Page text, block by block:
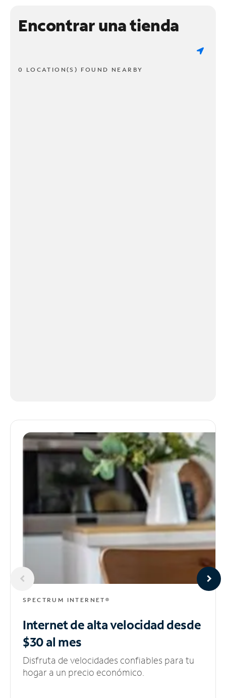
Encontrar una tienda
0 LOCATION(S) FOUND NEARBY
SPECTRUM INTERNET®
Internet de alta velocidaddesde
$30 al mes
Disfruta de velocidades confiables para tu
hogar a un precio económico.